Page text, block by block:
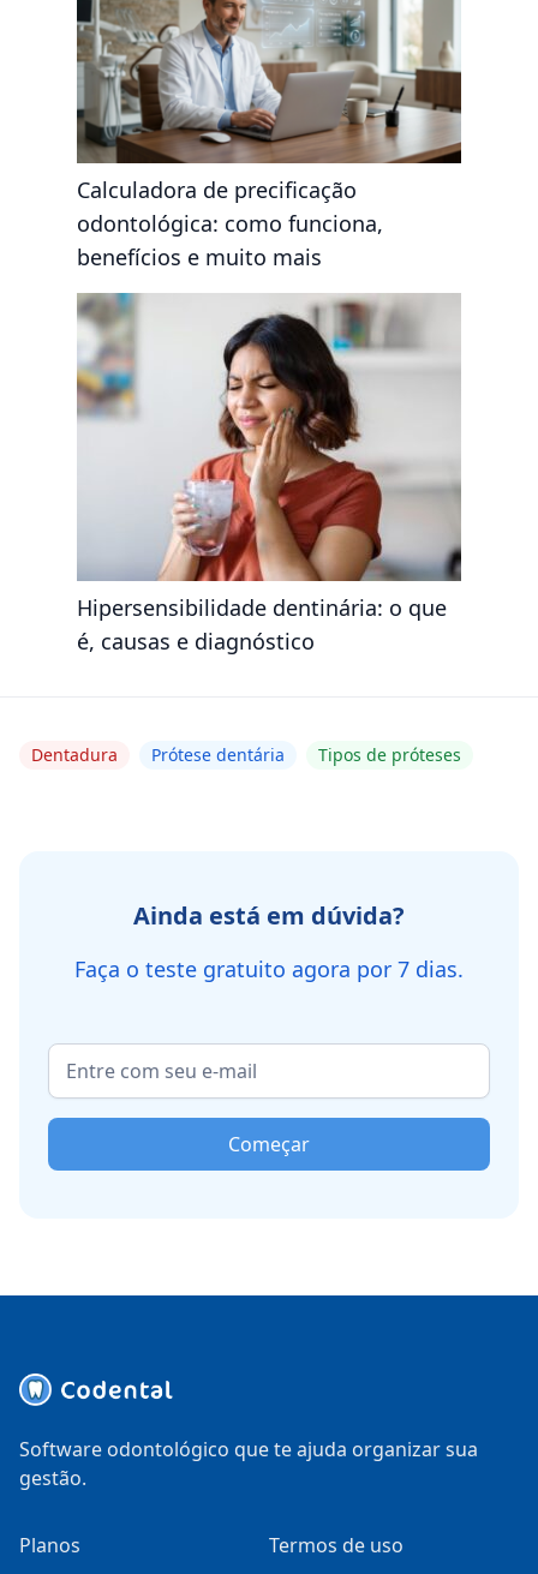
Calculadora de precificação
odontológica: como funciona,
benefícios e muito mais
Hipersensibilidade dentinária: o que
é, causas e diagnóstico
Dentadura Prótese dentária Tipos de próteses
Ainda está em dúvida?
Faça o teste gratuito agora por 7 dias.
Começar
Software odontológico que te ajuda organizar sua
gestão.
Planos Termos de uso